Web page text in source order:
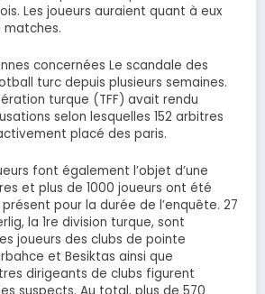
Les joueurs auraient quant à eux
matches.
concernées Le scandale des
turc depuis plusieurs semaines.
turque (TFF) avait rendu
selon lesquelles 152 arbitres
placé des paris.
font également l’objet d’une
et plus de 1000 joueurs ont été
présent pour la durée de l’enquête. 27
la 1re division turque, sont
joueurs des clubs de pointe
et Besiktas ainsi que
dirigeants de clubs figurent
suspects. Au total, plus de 570